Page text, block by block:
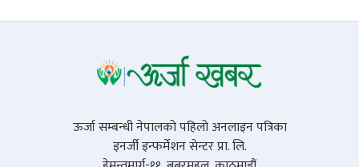
ऊर्जा सम्बन्धी नेपालको पहिलो अनलाइन पत्रिका
इनर्जी इन्फर्मेशन सेन्टर प्रा. लि.